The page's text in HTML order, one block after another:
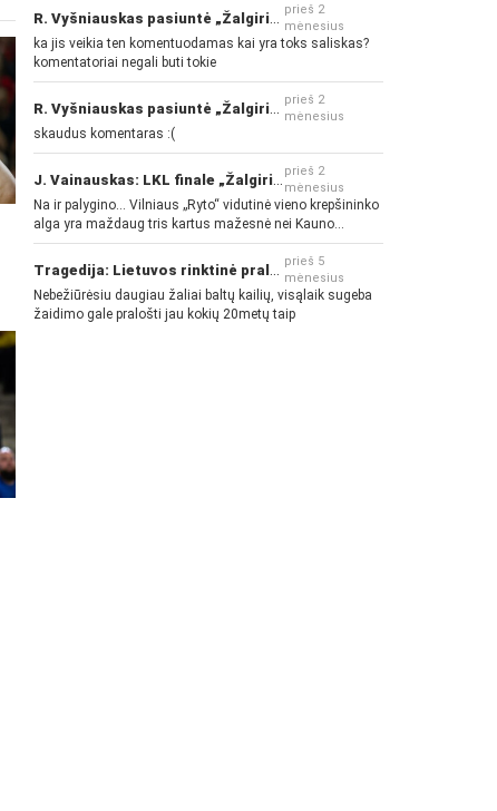
prieš 2
mėnesius
ka jis veikia ten komentuodamas kai yra toks saliskas?
komentatoriai negali buti tokie
prieš 2
mėnesius
skaudus komentaras :(
prieš 2
mėnesius
Na ir palygino... Vilniaus „Ryto“ vidutinė vieno krepšininko
alga yra maždaug tris kartus mažesnė nei Kauno
„Žalgirio“... Mokama už sugebėjimus... Nėra pinigų - nėra
gerų žaidėjų...
prieš 5
mėnesius
Nebežiūrėsiu daugiau žaliai baltų kailių, visąlaik sugeba
žaidimo gale pralošti jau kokių 20metų taip